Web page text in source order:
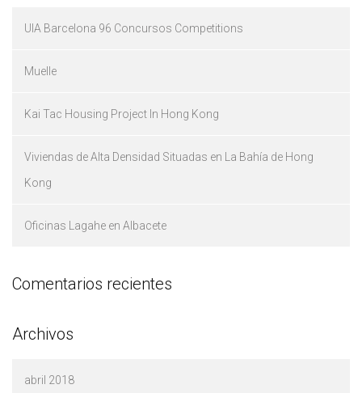
UIA Barcelona 96 Concursos Competitions
Muelle
Kai Tac Housing Project In Hong Kong
Viviendas de Alta Densidad Situadas en La Bahía de Hong
Kong
Oficinas Lagahe en Albacete
Comentarios recientes
Archivos
abril 2018